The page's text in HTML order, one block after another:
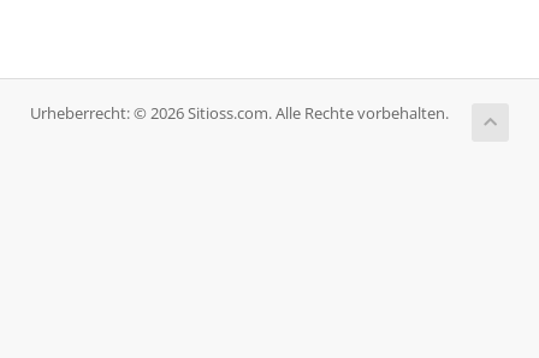
Urheberrecht: © 2026 Sitioss.com. Alle Rechte vorbehalten.